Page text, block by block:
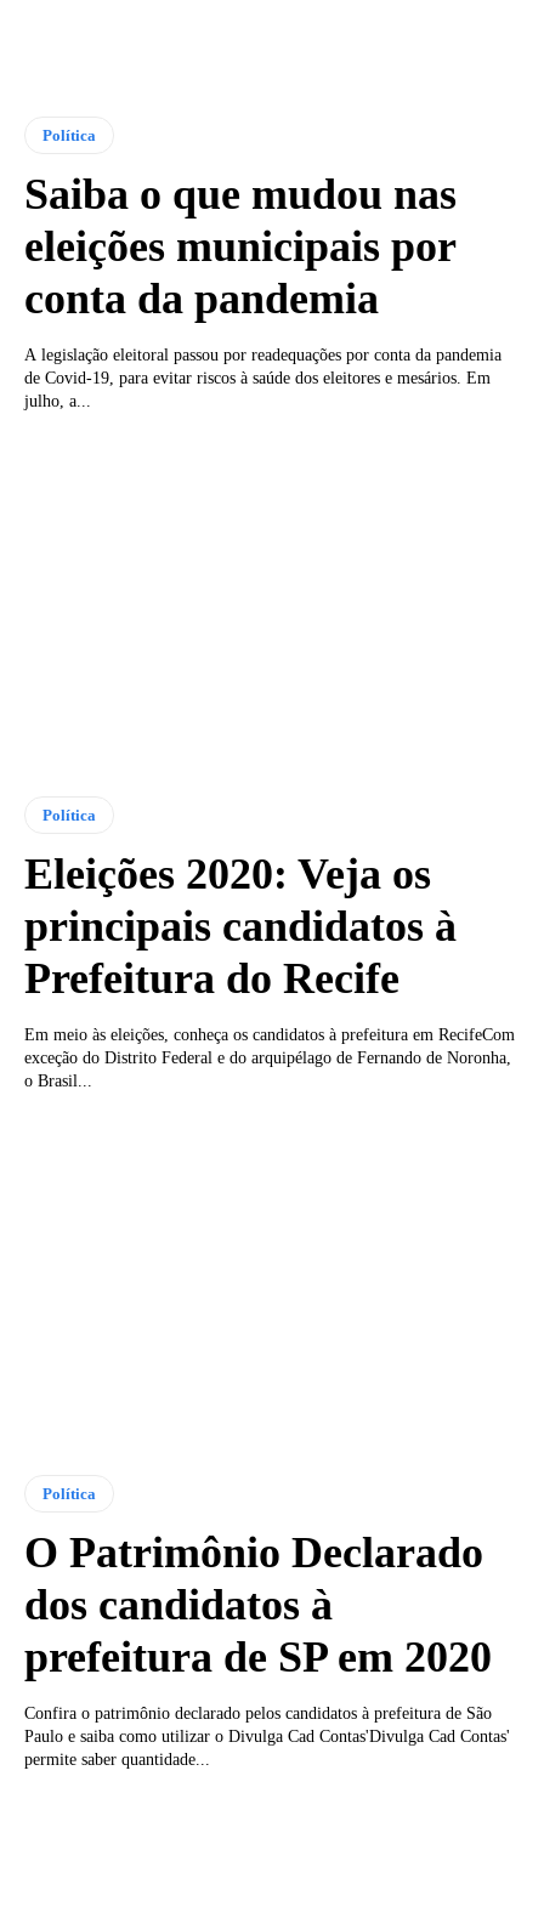
Política
Saiba o que mudou nas
eleições municipais por
conta da pandemia
A legislação eleitoral passou por readequações por conta da pandemia
de Covid-19, para evitar riscos à saúde dos eleitores e mesários. Em
julho, a...
Política
Eleições 2020: Veja os
principais candidatos à
Prefeitura do Recife
Em meio às eleições, conheça os candidatos à prefeitura em RecifeCom
exceção do Distrito Federal e do arquipélago de Fernando de Noronha,
o Brasil...
Política
O Patrimônio Declarado
dos candidatos à
prefeitura de SP em 2020
Confira o patrimônio declarado pelos candidatos à prefeitura de São
Paulo e saiba como utilizar o Divulga Cad Contas'Divulga Cad Contas'
permite saber quantidade...